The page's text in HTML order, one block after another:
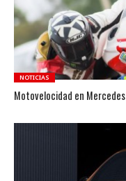
NOTICIAS
Motovelocidad en Mercedes